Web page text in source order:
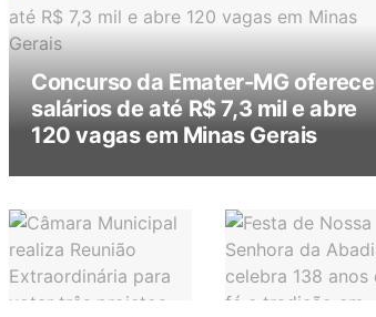
Concurso da Emater-MG oferece
salários de até R$ 7,3 mil e abre
120 vagas em Minas Gerais